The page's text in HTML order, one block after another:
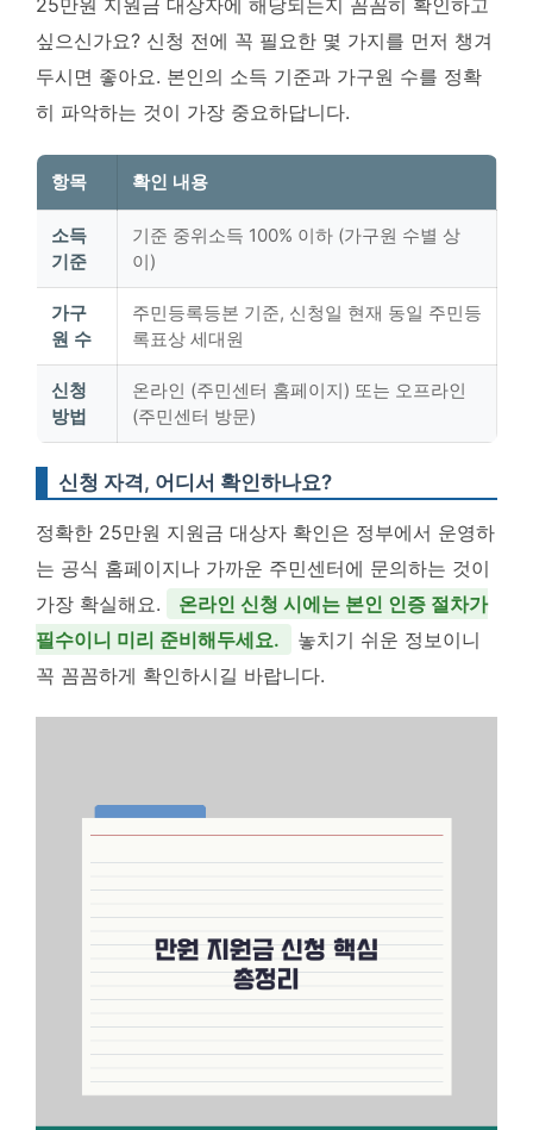
25만원 지원금 대상자에 해당되는지 꼼꼼히 확인하고
싶으신가요? 신청 전에 꼭 필요한 몇 가지를 먼저 챙겨
두시면 좋아요. 본인의 소득 기준과 가구원 수를 정확
히 파악하는 것이 가장 중요하답니다.
항목 확인 내용
소득
기준
기준 중위소득 100% 이하 (가구원 수별 상
이)
가구
원 수
주민등록등본 기준, 신청일 현재 동일 주민등
록표상 세대원
신청
방법
온라인 (주민센터 홈페이지) 또는 오프라인
(주민센터 방문)
신청 자격, 어디서 확인하나요?
정확한 25만원 지원금 대상자 확인은 정부에서 운영하
는 공식 홈페이지나 가까운 주민센터에 문의하는 것이
가장 확실해요.
온라인 신청 시에는 본인 인증 절차가
필수이니 미리 준비해두세요.
놓치기 쉬운 정보이니
꼭 꼼꼼하게 확인하시길 바랍니다.